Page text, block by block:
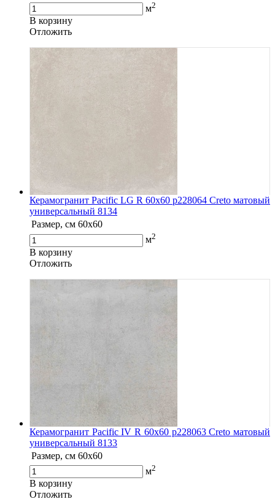
м2
В корзину
Oтложить
Керамогранит Pacific LG R 60х60 р228064 Creto матовый
универсальный 8134
Размер, см 60x60
м2
В корзину
Oтложить
Керамогранит Pacific IV R 60х60 р228063 Creto матовый
универсальный 8133
Размер, см 60x60
м2
В корзину
Oтложить